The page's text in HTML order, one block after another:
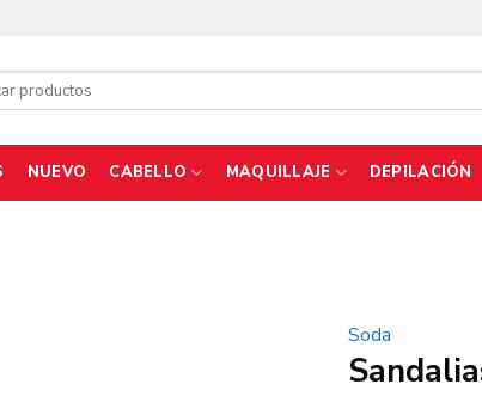
NUEVO CABELLO MAQUILLAJE DEPILACIÓN
Soda